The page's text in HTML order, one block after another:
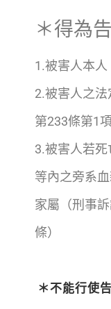
＊得為
1.被害人本人
2.被害人之
第233條第1項
3.被害人若
等內之旁系
家屬（刑事
條）
＊不能行使